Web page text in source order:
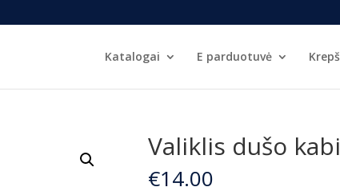
Katalogai E parduotuvė
Valiklis dušo
€14.00